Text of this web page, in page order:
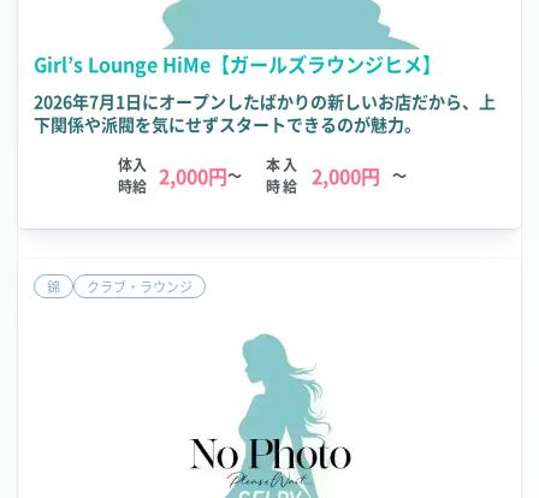
Girl’s Lounge HiMe【ガールズラウンジヒメ】
2026年7月1日にオープンしたばかりの新しいお店だから、上
下関係や派閥を気にせずスタートできるのが魅力。
体入
時給 2,000円～
本入
時給
2,000円 ～
錦 クラブ・ラウンジ